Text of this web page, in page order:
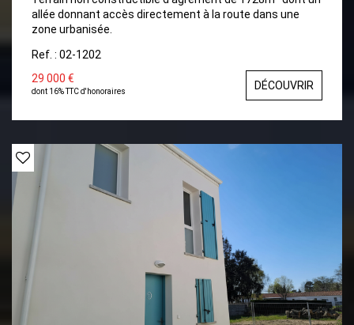
allée donnant accès directement à la route dans une
zone urbanisée.
Ref. : 02-1202
29 000 €
dont 16% TTC d'honoraires DÉCOUVRIR